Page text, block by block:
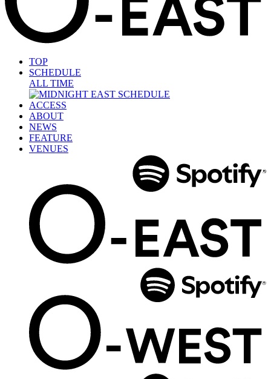
TOP
SCHEDULE
ALL TIME
ACCESS
ABOUT
NEWS
FEATURE
VENUES